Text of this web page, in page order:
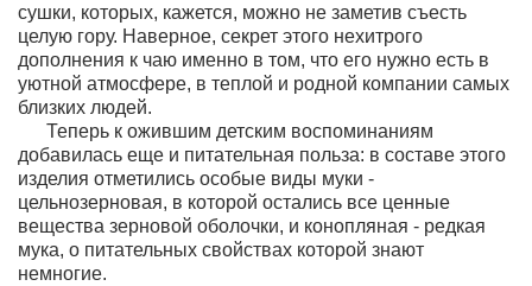
сушки, которых, кажется, можно не заметив съесть
целую гору. Наверное, секрет этого нехитрого
дополнения к чаю именно в том, что его нужно есть в
уютной атмосфере, в теплой и родной компании самых
близких людей.
Теперь к ожившим детским воспоминаниям
добавилась еще и питательная польза: в составе этого
изделия отметились особые виды муки -
цельнозерновая, в которой остались все ценные
вещества зерновой оболочки, и конопляная - редкая
мука, о питательных свойствах которой знают
немногие.